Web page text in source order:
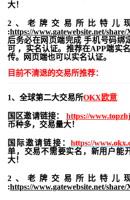
大！
2、老牌交易所比特儿
:https://www.gatewebsite.net/
后务必在网页端完成 手机号码绑
可 ，实名认证。推荐在APP端实
传。网页端也可以实名认证。
目前不清退的交易所推荐：
1、全球第二大交易所OKX欧意
国区邀请链接： https://
币种多，交易量大！
国际邀请链接： https://
单，交易不需要实名，新用户能
大！
2、老牌交易所比特儿
:https://www.gatewebsite.net/